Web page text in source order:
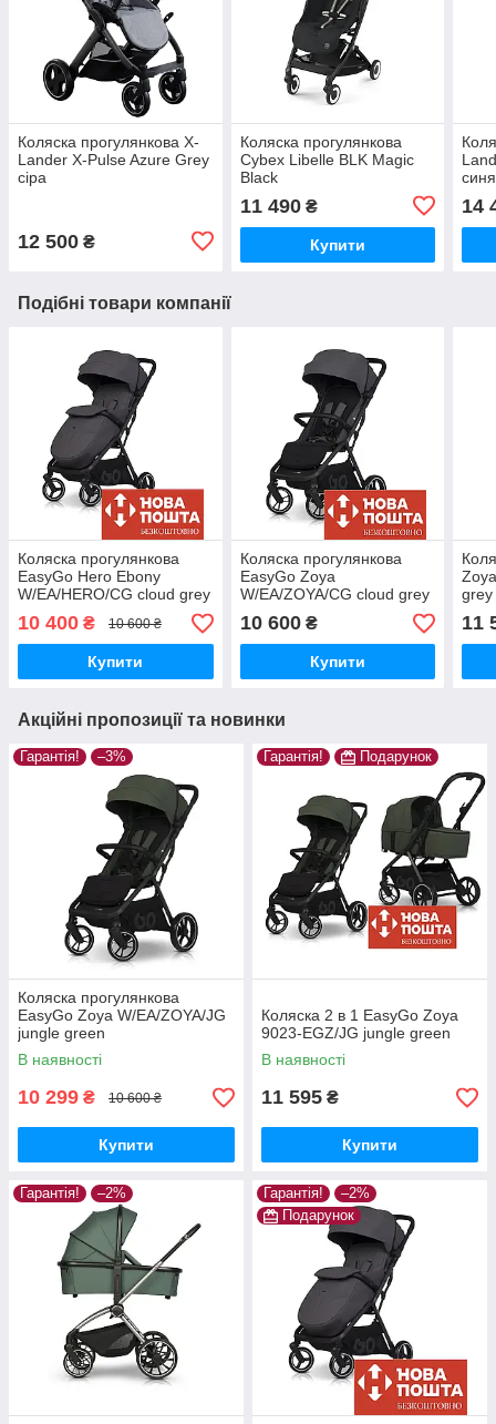
Коляска прогулянкова X-
Lander X-Pulse Azure Grey
сіра
12 500 ₴
Коляска прогулянкова
Cybex Libelle BLK Magic
Black
11 490₴
Купити
синя
14
Подібні товари компанії
Коляска прогулянкова
EasyGo Hero Ebony
W/EA/HERO/CG cloud grey
10 400 ₴ 10 600 ₴
Купити
Коляска прогулянкова
EasyGo Zoya
W/EA/ZOYA/CG cloud grey
10 600₴
Купити
grey
11
Акційні пропозиції та новинки
Гарантія! –3%
Коляска прогулянкова
EasyGo Zoya W/EA/ZOYA/JG
jungle green
В наявності
10 299 ₴ 10 600 ₴
Купити
Гарантія! Подарунок
Коляска 2 в 1 EasyGo Zoya
9023-EGZ/JG jungle green
В наявності
11 595 ₴
Купити
Гарантія! –2% Гарантія!
–2%
Подарунок